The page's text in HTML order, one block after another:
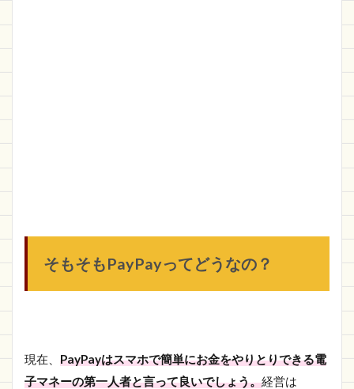
そもそもPayPayってどうなの？
現在、 PayPayはスマホで簡単にお金をやりとりできる電
子マネーの第一人者と言って良いでしょう。経営は